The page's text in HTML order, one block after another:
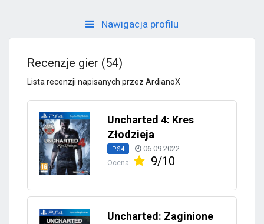
Nawigacja profilu
Recenzje gier (54)
Lista recenzji napisanych przez ArdianoX
Uncharted 4: Kres
Złodzieja
PS4 06.09.2022
Ocena: 9/10
Uncharted: Zaginione